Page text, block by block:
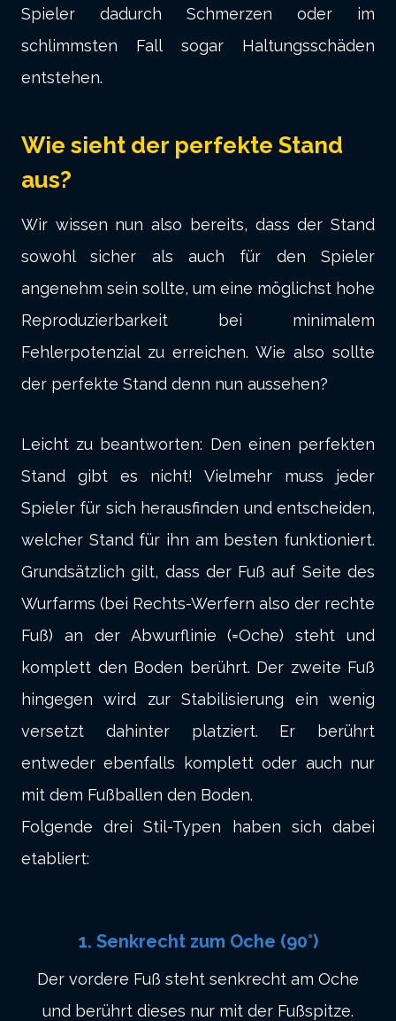
Spieler dadurch Schmerzen oder im
schlimmsten Fall sogar Haltungsschäden
entstehen.
Wie sieht der perfekte Stand
aus?
Wir wissen nun also bereits, dass der Stand
sowohl sicher als auch für den Spieler
angenehm sein sollte, um eine möglichst hohe
Reproduzierbarkeit bei minimalem
Fehlerpotenzial zu erreichen. Wie also sollte
der perfekte Stand denn nun aussehen?
Leicht zu beantworten: Den einen perfekten
Stand gibt es nicht! Vielmehr muss jeder
Spieler für sich herausfinden und entscheiden,
welcher Stand für ihn am besten funktioniert.
Grundsätzlich gilt, dass der Fuß auf Seite des
Wurfarms (bei Rechts-Werfern also der rechte
Fuß) an der Abwurflinie (=Oche) steht und
komplett den Boden berührt. Der zweite Fuß
hingegen wird zur Stabilisierung ein wenig
versetzt dahinter platziert. Er berührt
entweder ebenfalls komplett oder auch nur
mit dem Fußballen den Boden.
Folgende drei Stil-Typen haben sich dabei
etabliert:
1. Senkrecht zum Oche (90°)
Der vordere Fuß steht senkrecht am Oche
und berührt dieses nur mit der Fußspitze.